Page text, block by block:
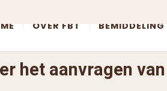
OVER FBT BEMIDDELING
het aanvragen